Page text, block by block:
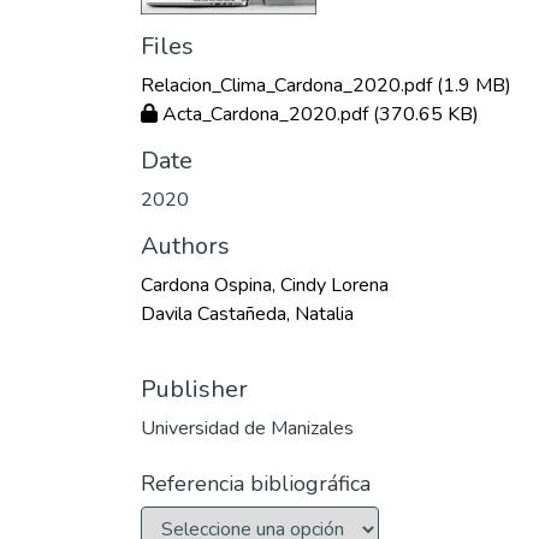
Files
Relacion_Clima_Cardona_2020.pdf(1.9 MB)
Acta_Cardona_2020.pdf(370.65 KB)
Date
2020
Authors
Cardona Ospina, Cindy Lorena
Davila Castañeda, Natalia
Publisher
Universidad de Manizales
Referencia bibliográfica